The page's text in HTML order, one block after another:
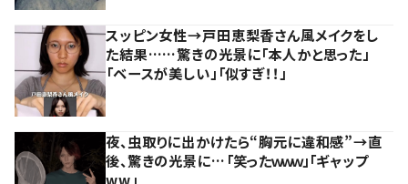
スッピン女性→戸田恵梨香さん風メイクをし
た結果……驚きの光景に「本人かと思った」
「ベースが美しい」「似すぎ！！」
夜、虫取りに出かけたら“胸元に違和感”→直
後、驚きの光景に…「笑ったｗｗｗ」「ギャップ
ww」